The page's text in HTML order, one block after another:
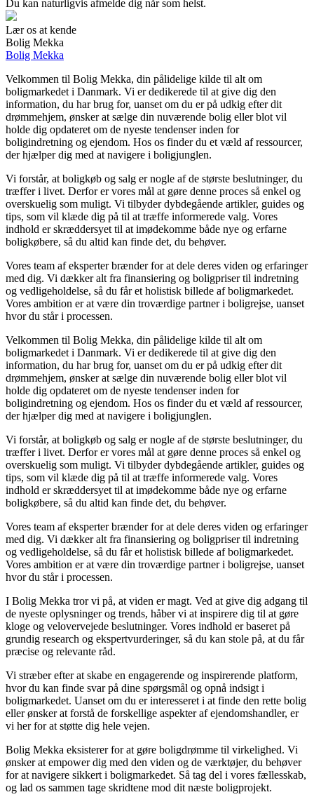
Du kan naturligvis afmelde dig når som helst.
Lær os at kende
Bolig Mekka
Bolig Mekka
Velkommen til Bolig Mekka, din pålidelige kilde til alt om
boligmarkedet i Danmark. Vi er dedikerede til at give dig den
information, du har brug for, uanset om du er på udkig efter dit
drømmehjem, ønsker at sælge din nuværende bolig eller blot vil
holde dig opdateret om de nyeste tendenser inden for
boligindretning og ejendom. Hos os finder du et væld af ressourcer,
der hjælper dig med at navigere i boligjunglen.
Vi forstår, at boligkøb og salg er nogle af de største beslutninger, du
træffer i livet. Derfor er vores mål at gøre denne proces så enkel og
overskuelig som muligt. Vi tilbyder dybdegående artikler, guides og
tips, som vil klæde dig på til at træffe informerede valg. Vores
indhold er skræddersyet til at imødekomme både nye og erfarne
boligkøbere, så du altid kan finde det, du behøver.
Vores team af eksperter brænder for at dele deres viden og erfaringer
med dig. Vi dækker alt fra finansiering og boligpriser til indretning
og vedligeholdelse, så du får et holistisk billede af boligmarkedet.
Vores ambition er at være din troværdige partner i boligrejse, uanset
hvor du står i processen.
Velkommen til Bolig Mekka, din pålidelige kilde til alt om
boligmarkedet i Danmark. Vi er dedikerede til at give dig den
information, du har brug for, uanset om du er på udkig efter dit
drømmehjem, ønsker at sælge din nuværende bolig eller blot vil
holde dig opdateret om de nyeste tendenser inden for
boligindretning og ejendom. Hos os finder du et væld af ressourcer,
der hjælper dig med at navigere i boligjunglen.
Vi forstår, at boligkøb og salg er nogle af de største beslutninger, du
træffer i livet. Derfor er vores mål at gøre denne proces så enkel og
overskuelig som muligt. Vi tilbyder dybdegående artikler, guides og
tips, som vil klæde dig på til at træffe informerede valg. Vores
indhold er skræddersyet til at imødekomme både nye og erfarne
boligkøbere, så du altid kan finde det, du behøver.
Vores team af eksperter brænder for at dele deres viden og erfaringer
med dig. Vi dækker alt fra finansiering og boligpriser til indretning
og vedligeholdelse, så du får et holistisk billede af boligmarkedet.
Vores ambition er at være din troværdige partner i boligrejse, uanset
hvor du står i processen.
I Bolig Mekka tror vi på, at viden er magt. Ved at give dig adgang til
de nyeste oplysninger og trends, håber vi at inspirere dig til at gøre
kloge og velovervejede beslutninger. Vores indhold er baseret på
grundig research og ekspertvurderinger, så du kan stole på, at du får
præcise og relevante råd.
Vi stræber efter at skabe en engagerende og inspirerende platform,
hvor du kan finde svar på dine spørgsmål og opnå indsigt i
boligmarkedet. Uanset om du er interesseret i at finde den rette bolig
eller ønsker at forstå de forskellige aspekter af ejendomshandler, er
vi her for at støtte dig hele vejen.
Bolig Mekka eksisterer for at gøre boligdrømme til virkelighed. Vi
ønsker at empower dig med den viden og de værktøjer, du behøver
for at navigere sikkert i boligmarkedet. Så tag del i vores fællesskab,
og lad os sammen tage skridtene mod dit næste boligprojekt.